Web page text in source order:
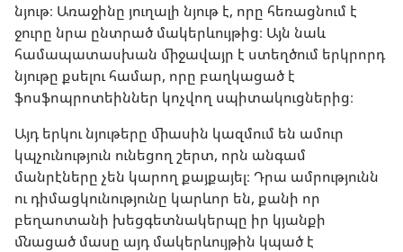
նյութ։ Առաջինը յուղալի նյութ է, որը հեռացնում է
ջուրը նրա ընտրած մակերևույթից։ Այն նաև
համապատասխան միջավայր է ստեղծում երկրորդ
նյութը քսելու համար, որը բաղկացած է
ֆոսֆոպրոտեիններ կոչվող սպիտակուցներից։
Այդ երկու նյութերը միասին կազմում են ամուր
կպչունություն ունեցող շերտ, որն անգամ
մանրէները չեն կարող քայքայել։ Դրա ամրությունն
ու դիմացկունությունը կարևոր են, քանի որ
բեղաոտանի խեցգետնակերպը իր կյանքի
մնացած մասը այդ մակերևույթին կպած է